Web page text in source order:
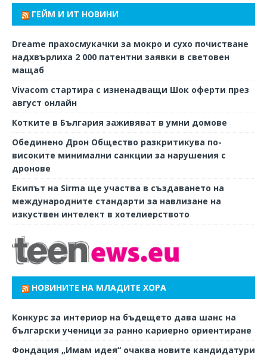
ГЕЙМ И ИТ НОВИНИ
Dreame прахосмукачки за мокро и сухо почистване
надхвърлиха 2 000 патентни заявки в световен
мащаб
Vivacom стартира с изненадващи Шок оферти през
август онлайн
Котките в България заживяват в умни домове
Обединено Дрон Общество разкритикува по-
високите минимални санкции за нарушения с
дронове
Екипът на Sirma ще участва в създаването на
международните стандарти за навлизане на
изкуствен интелект в хотелиерството
НОВИНИТЕ НА МЛАДИТЕ ХОРА
Конкурс за интериор на бъдещето дава шанс на
български ученици за ранно кариерно ориентиране
Фондация „Имам идея“ очаква новите кандидатури